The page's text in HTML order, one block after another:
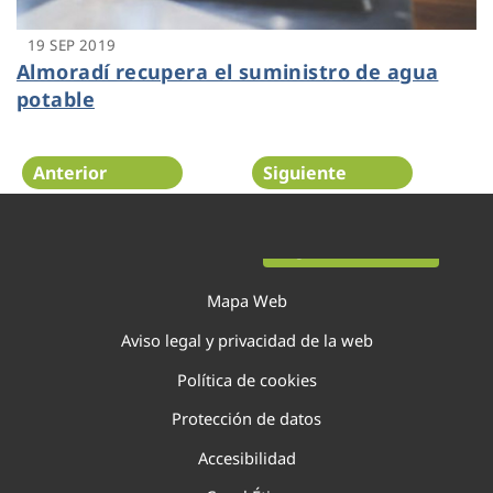
19 SEP 2019
Almoradí recupera el suministro de agua
potable
Anterior Siguiente
Mapa Web
Aviso legal y privacidad de la web
Política de cookies
Protección de datos
Accesibilidad